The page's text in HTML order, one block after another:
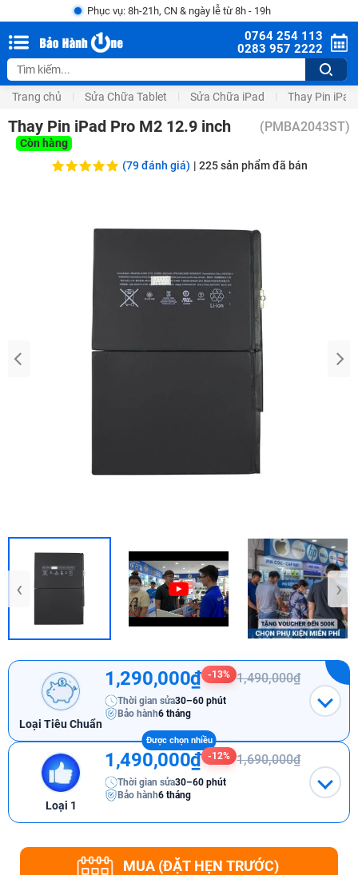
Phục vụ: 8h-21h, CN & ngày lễ từ 8h - 19h
0764 254 113
0283 957 2222
Trang chủ Sửa Chữa Tablet Sửa Chữa iPad Thay Pin iPad
Thay Pin iPad Pro M2 12.9 inch (PMBA2043ST)
Còn hàng
(79 đánh giá) | 225sản phẩm đã bán
‹ ›
Loại Tiêu Chuẩn
1,290,000₫ -13% 1,490,000₫
Thời gian sửa30–60 phút
Bảo hành6 tháng
Loại 1
1,490,000₫ -12% 1,690,000₫
Thời gian sửa30–60 phút
Bảo hành6 tháng
MUA (ĐẶT HẸN TRƯỚC)